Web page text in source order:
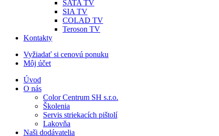
SATA TV
SIA TV
COLAD TV
Teroson TV
Kontakty
Vyžiadať si cenovú ponuku
Môj účet
Úvod
O nás
Color Centrum SH s.r.o.
Školenia
Servis striekacích pištolí
Lakovňa
Naši dodávatelia